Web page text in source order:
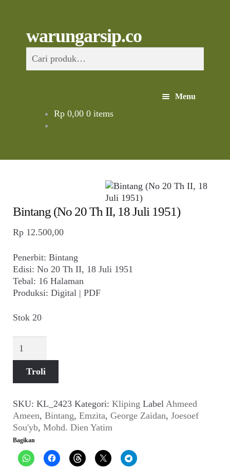
to
navigation
to
content
warungarsip.co
untuk:
Menu
Suara
Suvenir
Cari Arsip
Alamat
Reseller
Rp0,00 0 items
Bintang (No 20 Th II, 18 Juli 1951)
Rp 12.500,00
Penerbit: Bintang
Edisi: No 20 Th II, 18 Juli 1951
Tebal: 16 Halaman
Produksi: Digital | PDF
Stok 20
Bintang
II,
18
Juli
1951)
Troli
SKU:KL_2423 Kategori:Kliping LabelAhmeed
Ameen,Bintang,Emzita,George Zaidan,Joesoef
Sou'yb,Mohd. Dien Yatim
Bagikan